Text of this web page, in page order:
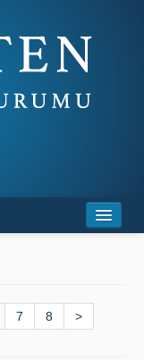
7 8
>